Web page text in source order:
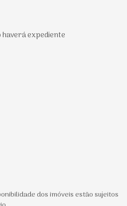
haverá expediente
dos imóveis estão sujeitos